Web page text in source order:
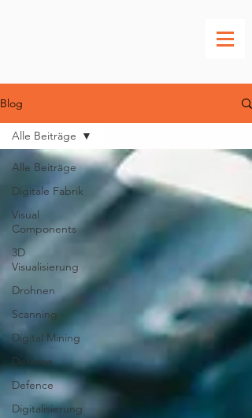
Blog
Alle Beiträge
Digitale Fabrik
Visual
Components
3D
Visualisierung
Drohnen
Scanning
Digital Mining
Defense
Defence
Digitalisierung
Alle Beiträge